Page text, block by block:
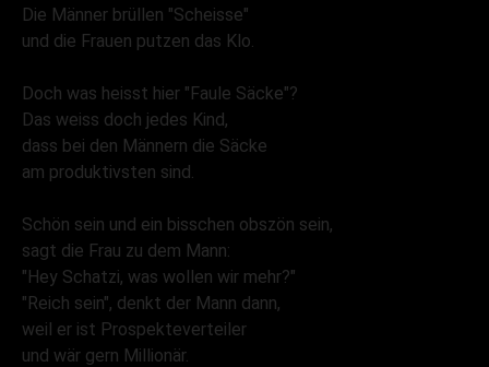
Die Männer brüllen "Scheisse"
und die Frauen putzen das Klo.
Doch was heisst hier "Faule Säcke"?
Das weiss doch jedes Kind,
dass bei den Männern die Säcke
am produktivsten sind.
Schön sein und ein bisschen obszön sein,
sagt die Frau zu dem Mann:
"Hey Schatzi, was wollen wir mehr?"
"Reich sein", denkt der Mann dann,
weil er ist Prospekteverteiler
und wär gern Millionär.